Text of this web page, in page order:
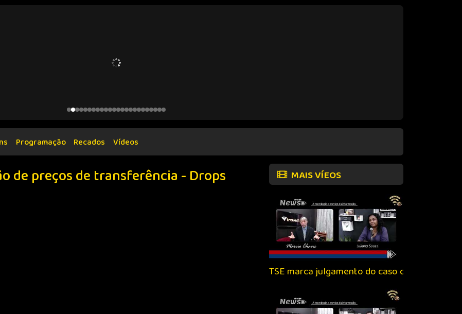
Programação Recados Vídeos
de preços de transferência - Drops MAIS VÍEOS
TSE marca julgamento do caso que pode